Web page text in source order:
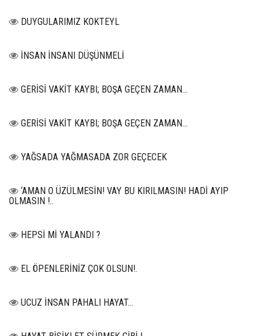
DUYGULARIMIZ KOKTEYL
İNSAN İNSANI DÜŞÜNMELİ
GERİSİ VAKİT KAYBI; BOŞA GEÇEN ZAMAN...
GERİSİ VAKİT KAYBI; BOŞA GEÇEN ZAMAN...
YAĞSADA YAĞMASADA ZOR GEÇECEK
‘AMAN O ÜZÜLMESİN! VAY BU KIRILMASIN! HADİ AYIP
OLMASIN !..
HEPSİ Mİ YALANDI ?
EL ÖPENLERİNİZ ÇOK OLSUN!.
UCUZ İNSAN PAHALI HAYAT…